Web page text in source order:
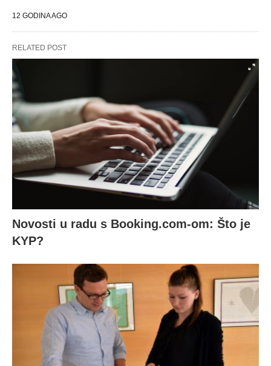
12 GODINA AGO
RELATED POST
Novosti u radu s Booking.com-om: Što je
KYP?